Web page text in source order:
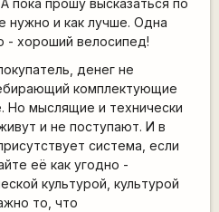
нужно и как лучше. Одна
- хороший велосипед!
денег не
комплектующие
Но мыслящие и технически
и не поступают. И в
система, если
её как угодно -
культурой, культурой
то, что